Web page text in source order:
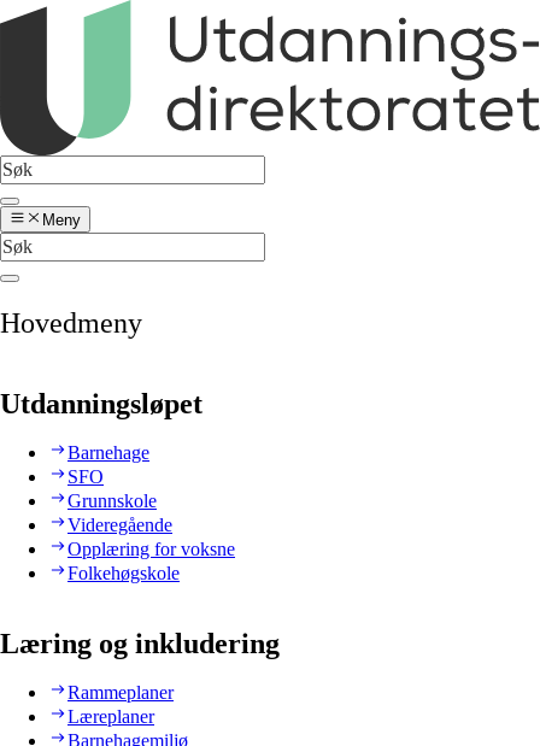
Meny
Hovedmeny
Utdanningsløpet
Barnehage
SFO
Grunnskole
Videregående
Opplæring for voksne
Folkehøgskole
Læring og inkludering
Rammeplaner
Læreplaner
Barnehagemiljø